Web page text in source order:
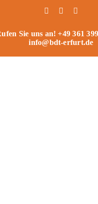
FacebookInstagram
Sie uns an! +49 361
info@bdt-erfurt.de